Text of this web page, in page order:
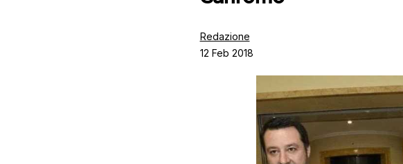
Redazione
12 Feb 2018